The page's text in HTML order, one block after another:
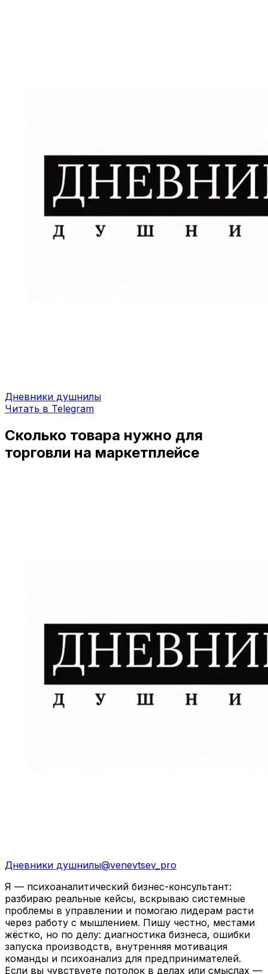
Дневники душнилы
Читать в Telegram
Сколько товара нужно для
торговли на маркетплейсе
Дневники душнилы@venevtsev_pro
Я — психоаналитический бизнес-консультант:
разбираю реальные кейсы, вскрываю системные
проблемы в управлении и помогаю лидерам расти
через работу с мышлением. Пишу честно, местами
жёстко, но по делу: диагностика бизнеса, ошибки
запуска производств, внутренняя мотивация
команды и психоанализ для предпринимателей.
Если вы чувствуете потолок в делах или смыслах —